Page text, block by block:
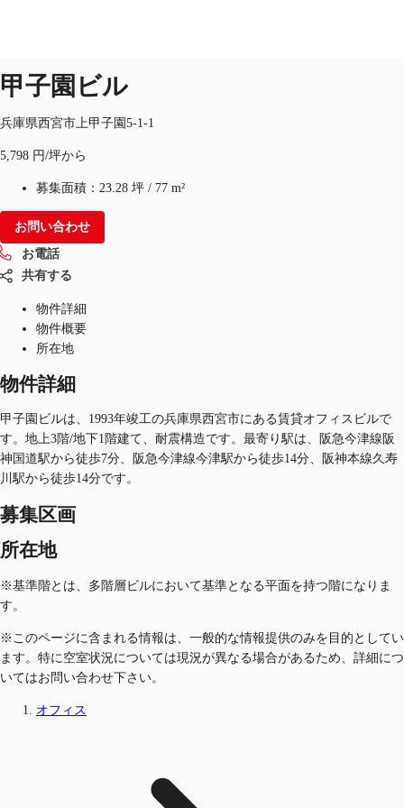
オフィス・事務所
倉庫・物流センター
記事
仲介会社様はこちらへ
お気に入り
JP
甲子園ビル
兵庫県西宮市上甲子園5-1-1
5,798 円/坪から
募集面積： 23.28 坪 / 77 m²
お問い合わせ
お電話
共有する
物件詳細
物件概要
所在地
物件詳細
甲子園ビルは、1993年竣工の兵庫県西宮市にある賃貸オフィスビルで
す。地上3階/地下1階建て、耐震構造です。最寄り駅は、阪急今津線阪
神国道駅から徒歩7分、阪急今津線今津駅から徒歩14分、阪神本線久寿
川駅から徒歩14分です。
募集区画
所在地
※基準階とは、多階層ビルにおいて基準となる平面を持つ階になりま
す。
※このページに含まれる情報は、一般的な情報提供のみを目的としてい
ます。特に空室状況については現況が異なる場合があるため、詳細につ
いてはお問い合わせ下さい。
オフィス